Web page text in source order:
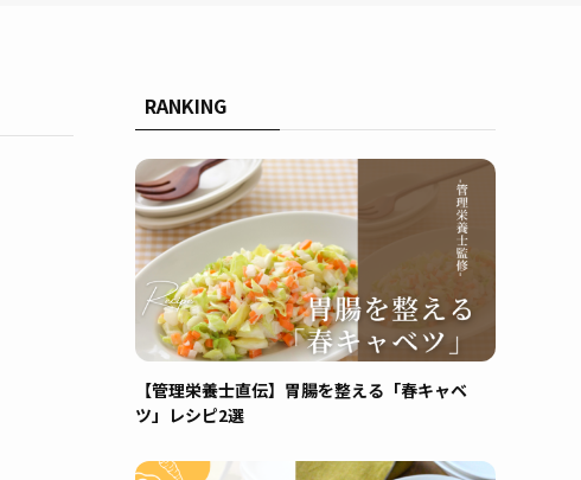
RANKING
【管理栄養士直伝】胃腸を整える「春キャベ
ツ」レシピ2選